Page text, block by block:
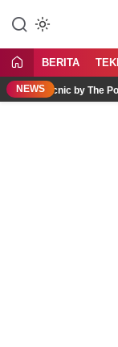
konten
BERITA
NEWS
Picnic by The Pool –